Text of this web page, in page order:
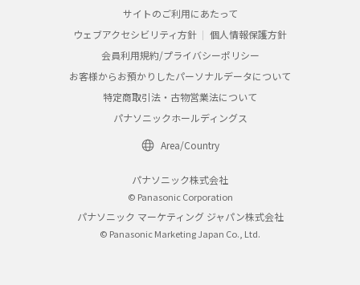
サイトのご利用にあたって
ウェブアクセシビリティ方針
個人情報保護方針
会員利用規約/プライバシーポリシー
お客様からお預かりしたパーソナルデータについて
特定商取引法・古物営業法について
パナソニックホールディングス
Area/Country
パナソニック株式会社
© Panasonic Corporation
パナソニック マーケティング ジャパン株式会社
© Panasonic Marketing Japan Co., Ltd.